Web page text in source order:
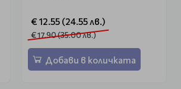
€ 12.55 (24.55 лв.)
€ 17.90 (35.00 лв.)
Добави в количката